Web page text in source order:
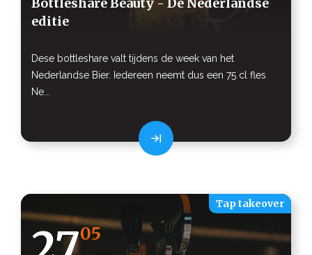
editie
Dese bottleshare valt tijdens de week van het
Nederlandse Bier. Iedereen neemt dus een 75 cl fles
Ne...
05
Tap takeover